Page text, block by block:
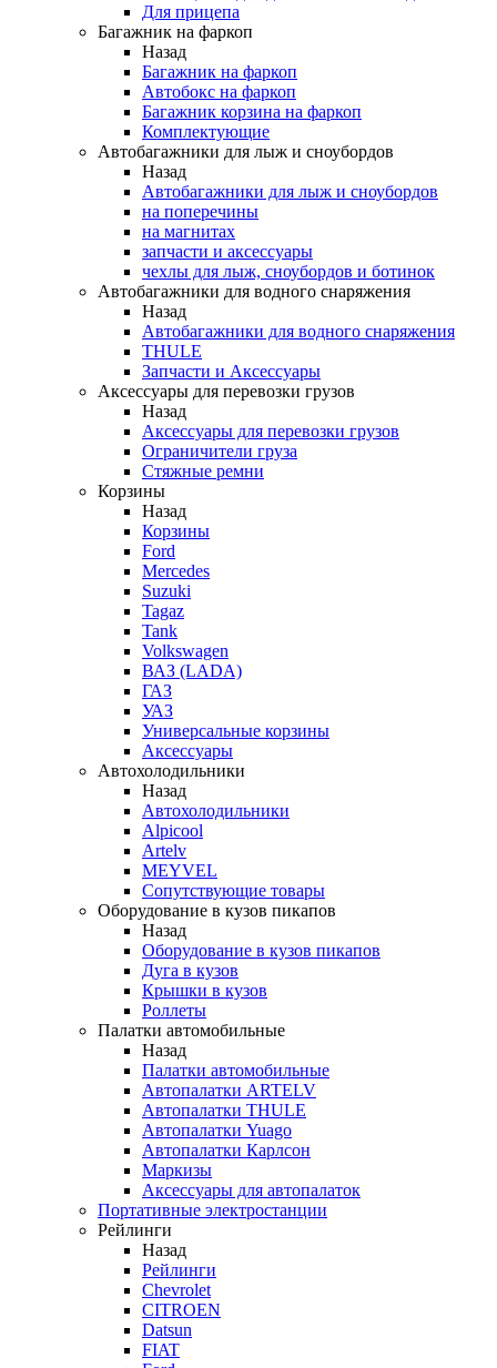
Для прицепа
Багажник на фаркоп
Назад
Багажник на фаркоп
Автобокс на фаркоп
Багажник корзина на фаркоп
Комплектующие
Автобагажники для лыж и сноубордов
Назад
Автобагажники для лыж и сноубордов
на поперечины
на магнитах
запчасти и аксессуары
чехлы для лыж, сноубордов и ботинок
Автобагажники для водного снаряжения
Назад
Автобагажники для водного снаряжения
THULE
Запчасти и Аксессуары
Аксессуары для перевозки грузов
Назад
Аксессуары для перевозки грузов
Ограничители груза
Стяжные ремни
Корзины
Назад
Корзины
Ford
Mercedes
Suzuki
Tagaz
Tank
Volkswagen
ВАЗ (LADA)
ГАЗ
УАЗ
Универсальные корзины
Аксессуары
Автохолодильники
Назад
Автохолодильники
Alpicool
Artelv
MEYVEL
Сопутствующие товары
Оборудование в кузов пикапов
Назад
Оборудование в кузов пикапов
Дуга в кузов
Крышки в кузов
Роллеты
Палатки автомобильные
Назад
Палатки автомобильные
Автопалатки ARTELV
Автопалатки THULE
Автопалатки Yuago
Автопалатки Карлсон
Маркизы
Аксессуары для автопалаток
Портативные электростанции
Рейлинги
Назад
Рейлинги
Chevrolet
CITROEN
Datsun
FIAT